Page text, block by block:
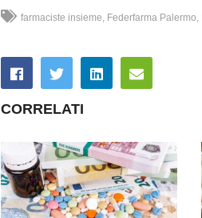
farmaciste insieme Federfarma Palermo
CORRELATI